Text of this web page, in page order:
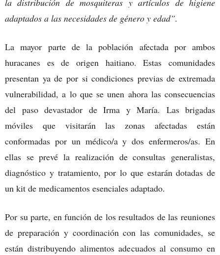
la distribución de mosquiteras y artículos de higiene
adaptados a las necesidades de género y edad”.
La mayor parte de la población afectada por ambos
huracanes es de origen haitiano. Estas comunidades
presentan ya de por si condiciones previas de extremada
vulnerabilidad, a lo que se unen ahora las consecuencias
del paso devastador de Irma y María. Las brigadas
móviles que visitarán las zonas afectadas están
conformadas por un médico/a y dos enfermeros/as. En
ellas se prevé la realización de consultas generalistas,
diagnóstico y tratamiento, por lo que estarán dotadas de
un kit de medicamentos esenciales adaptado.
Por su parte, en función de los resultados de las reuniones
de preparación y coordinación con las comunidades, se
están distribuyendo alimentos adecuados al consumo en